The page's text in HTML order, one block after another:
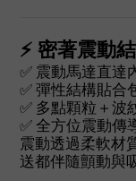
⚡ 密著震動
✅ 震動馬達直達
✅ 彈性結構貼合
✅ 多點顆粒＋波
✅ 全方位震動傳
震動透過柔軟材
送都伴隨顫動與